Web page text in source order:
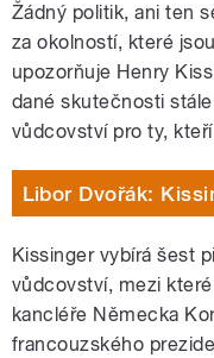
Žádný politik, ani ten
za okolností, které
upozorňuje Henry
dané skutečnosti
vůdcovství pro ty,
Libor Dvořák:
Kissinger vybírá šest
vůdcovství, mezi
kancléře Německa
francouzského